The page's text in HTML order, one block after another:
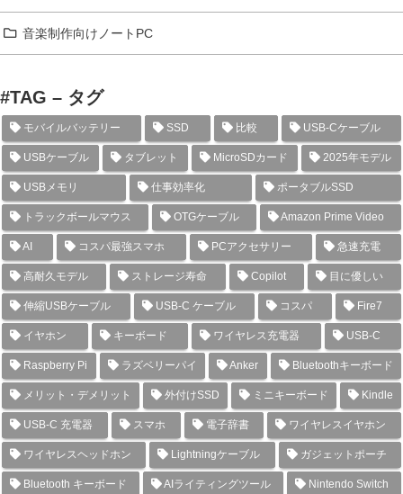
音楽制作向けノートPC
#TAG – タグ
モバイルバッテリー SSD 比較 USB-Cケーブル
USBケーブル タブレット MicroSDカード 2025年モデル
USBメモリ 仕事効率化 ポータブルSSD
トラックボールマウス OTGケーブル Amazon Prime Video
AI コスパ最強スマホ PCアクセサリー 急速充電
高耐久モデル ストレージ寿命 Copilot 目に優しい
伸縮USBケーブル USB-C ケーブル コスパ Fire7
イヤホン キーボード ワイヤレス充電器 USB-C
Raspberry Pi ラズベリーパイ Anker Bluetoothキーボード
メリット・デメリット 外付けSSD ミニキーボード Kindle
USB-C 充電器 スマホ 電子辞書 ワイヤレスイヤホン
ワイヤレスヘッドホン Lightningケーブル ガジェットポーチ
Bluetooth キーボード AIライティングツール Nintendo Switch